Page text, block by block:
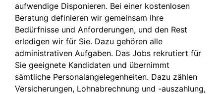
aufwendige Disponieren. Bei einer kostenlosen
Beratung definieren wir gemeinsam Ihre
Bedürfnisse und Anforderungen, und den Rest
erledigen wir für Sie. Dazu gehören alle
administrativen Aufgaben. Das Jobs rekrutiert für
Sie geeignete Kandidaten und übernimmt
sämtliche Personalangelegenheiten. Dazu zählen
Versicherungen, Lohnabrechnung und -auszahlung,